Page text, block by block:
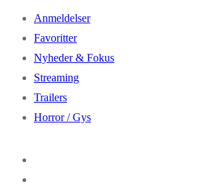
Anmeldelser
Favoritter
Nyheder & Fokus
Streaming
Trailers
Horror / Gys